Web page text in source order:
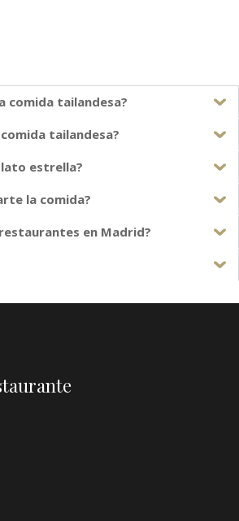
comida tailandesa?
tailandesa?
estrella?
la comida?
en Madrid?